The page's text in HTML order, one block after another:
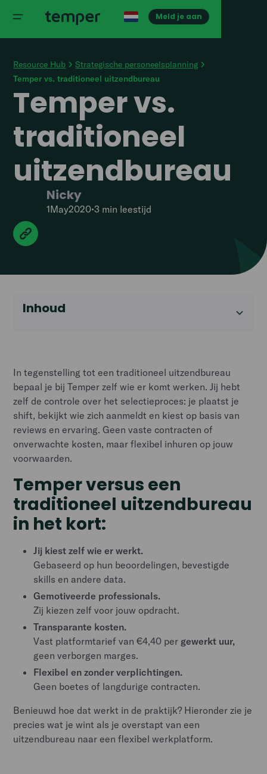
Meld je aan
Resource Hub
Strategische personeelsplanning
Temper vs. traditioneel uitzendbureau
Temper vs.
traditioneel
uitzendbureau
Nicky
1May2020•3 min leestijd
Inhoud
In tegenstelling tot een traditioneel uitzendbureau
bepaal je bij Temper zelf wie er komt werken. Jij hebt
zelf de controle over het selectieproces: je plaatst je
shift, bekijkt wie zich aanmeldt en kiest op basis van
reviews en ervaring. Geen vaste contracten of
onverwachte kosten, maar flexibel inhuren op jouw
voorwaarden.
Temper versus een
traditioneel uitzendbureau
in het kort:
Jij kiest zelf wie er werkt.
Gebaseerd op hun beoordelingen, bevestigde
skills en andere data.
Gemotiveerde professionals.
Zij kiezen zelf voor jouw opdracht.
Transparante kosten.
Vast platformtarief van €4,40 per gewerkt uur,
geen verborgen marges.
Flexibel en zonder verplichtingen.
Geen boetes of langdurige contracten.
Benieuwd hoe dat werkt in de praktijk? Hieronder zie je
precies wat je wint als je overstapt van een
uitzendbureau naar een flexibel werkplatform.